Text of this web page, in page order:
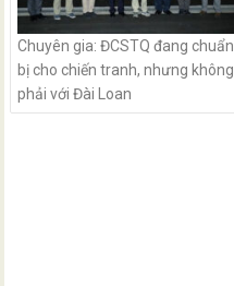
Chuyên gia: ĐCSTQ đang chuẩn
bị cho chiến tranh, nhưng không
phải với Đài Loan